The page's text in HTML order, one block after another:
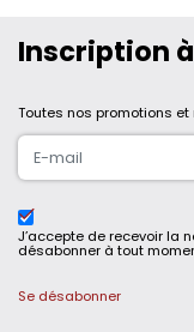
Inscription
Toutes nos promotions
J’accepte de recevoir la
désabonner à tout
Se désabonner